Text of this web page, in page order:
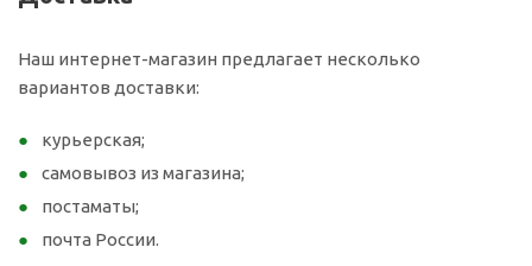
Наш интернет-магазин предлагает несколько
вариантов доставки:
курьерская;
самовывоз из магазина;
постаматы;
почта России.